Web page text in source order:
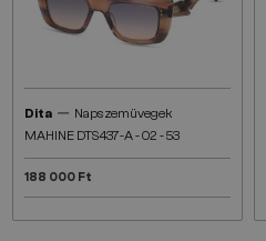
Dita — Napszemüvegek
MAHINE DTS437-A - 02 - 53
188 000 Ft